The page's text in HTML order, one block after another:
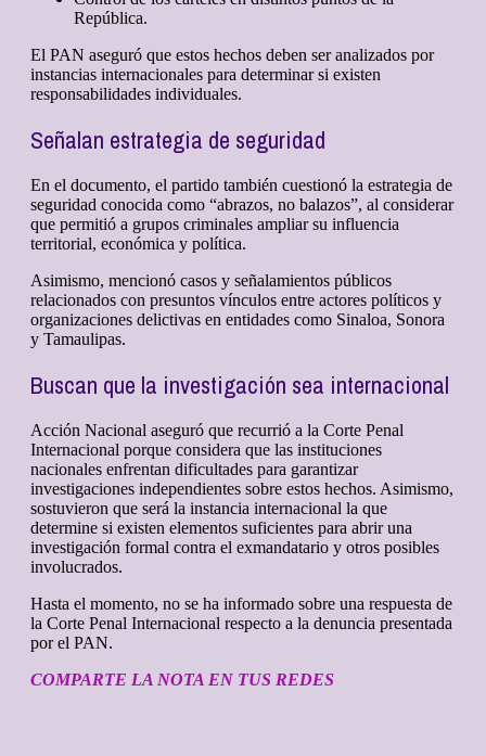
República.
El PAN aseguró que estos hechos deben ser analizados por
instancias internacionales para determinar si existen
responsabilidades individuales.
Señalan estrategia de seguridad
En el documento, el partido también cuestionó la estrategia de
seguridad conocida como “abrazos, no balazos”, al considerar
que permitió a grupos criminales ampliar su influencia
territorial, económica y política.
Asimismo, mencionó casos y señalamientos públicos
relacionados con presuntos vínculos entre actores políticos y
organizaciones delictivas en entidades como Sinaloa, Sonora
y Tamaulipas.
Buscan que la investigación sea internacional
Acción Nacional aseguró que recurrió a la Corte Penal
Internacional porque considera que las instituciones
nacionales enfrentan dificultades para garantizar
investigaciones independientes sobre estos hechos. Asimismo,
sostuvieron que será la instancia internacional la que
determine si existen elementos suficientes para abrir una
investigación formal contra el exmandatario y otros posibles
involucrados.
Hasta el momento, no se ha informado sobre una respuesta de
la Corte Penal Internacional respecto a la denuncia presentada
por el PAN.
COMPARTE LA NOTA EN TUS REDES